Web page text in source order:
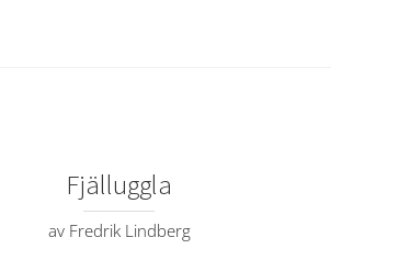
Fjälluggla
av Fredrik Lindberg